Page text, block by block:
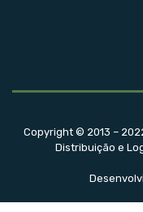
Copyright © 2013 –
Distribuição e